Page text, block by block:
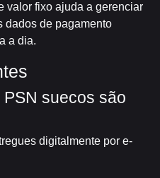
valor fixo ajuda a gerenciar
dados de pagamento
a dia.
suecos são
digitalmente por e-